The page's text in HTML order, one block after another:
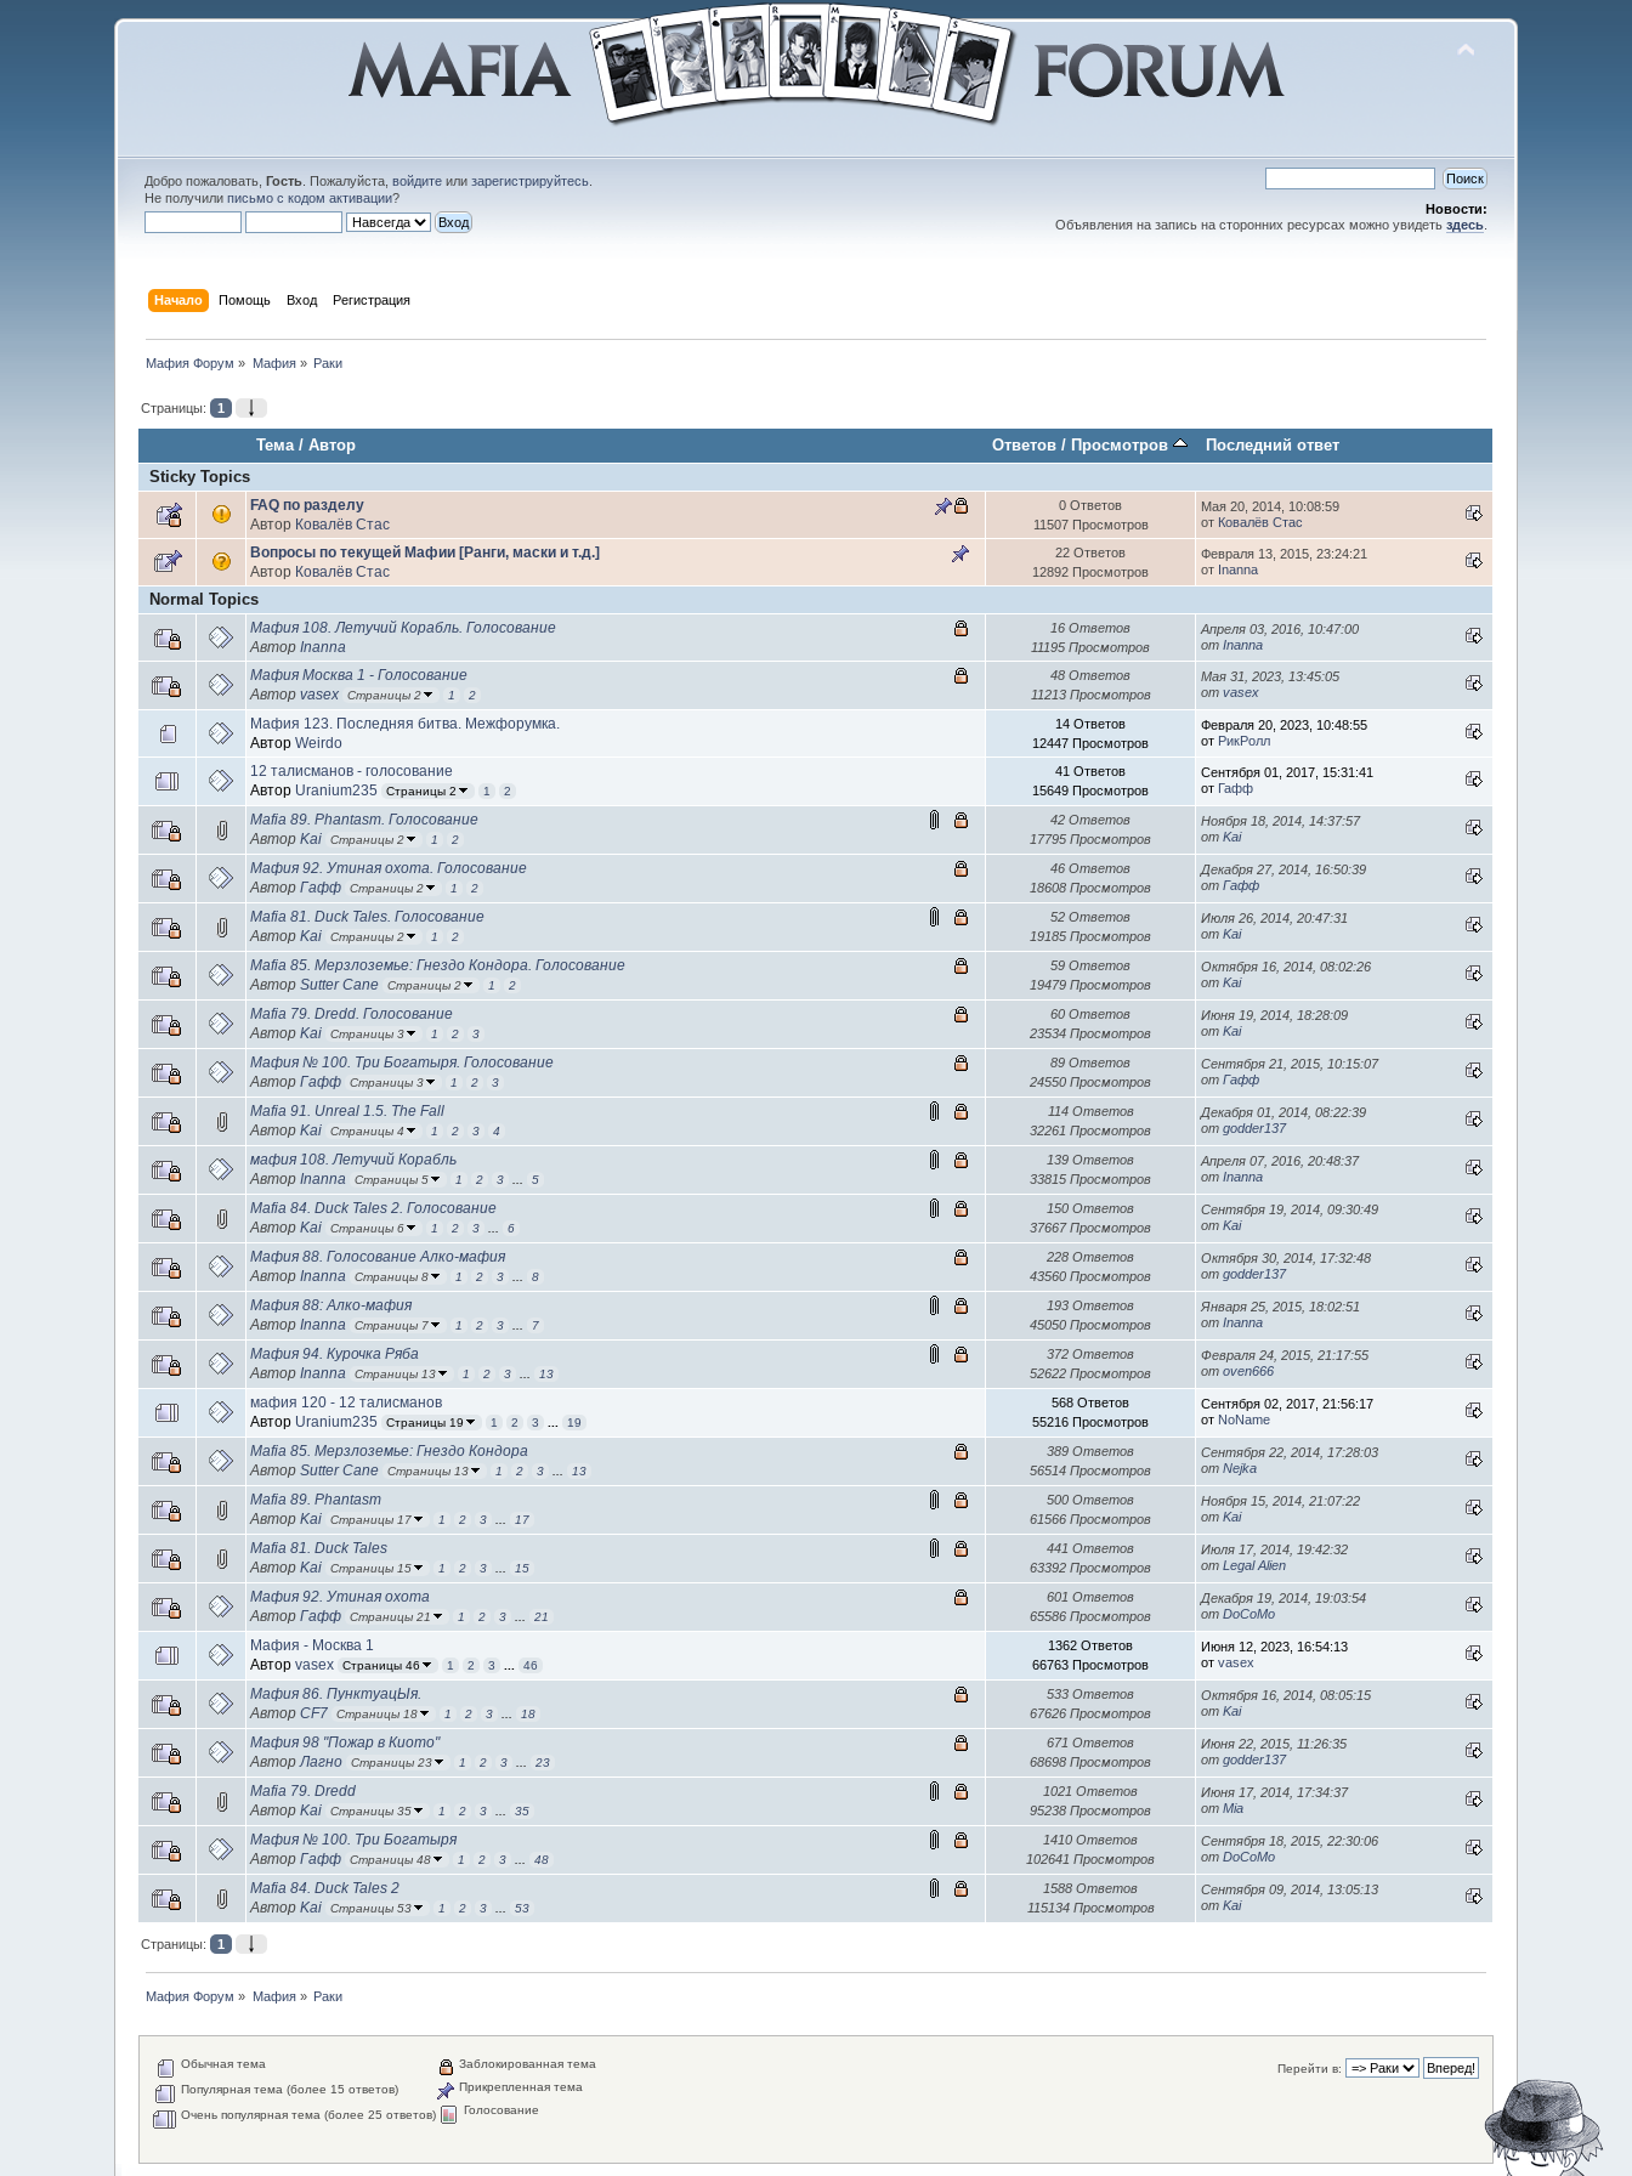
Добро пожаловать,Гость . Пожалуйста,войдите илизарегистрируйтесь
Не получилиписьмо с кодом активации?
Новости:
Объявления на запись на сторонних ресурсах можно увидеть здесь.
Начало Помощь Вход Регистрация
Мафия Форум » Мафия» Раки
Страницы: 1
Тема /Автор Ответов / Просмотров
Последний ответ
Sticky Topics
FAQ по разделу
Автор Ковалёв Стас
0 Ответов
11507 Просмотров
Мая 20, 2014, 10:08:59
от Ковалёв Стас
Вопросы по текущей Мафии [Ранги, маски и т.д.]
Автор Ковалёв Стас
22 Ответов
12892 Просмотров
Февраля 13, 2015, 23:24:21
от Inanna
Normal Topics
Мафия 108. Летучий Корабль. Голосование
АвторInanna
16 Ответов
11195 Просмотров
Апреля 03, 2016, 10:47:00
отInanna
Мафия Москва 1 - Голосование
Авторvasex Страницы 2 1 2
48 Ответов
11213 Просмотров
Мая 31, 2023, 13:45:05
отvasex
Мафия 123. Последняя битва. Межфорумка.
АвторWeirdo
14 Ответов
12447 Просмотров
Февраля 20, 2023, 10:48:55
от РикРолл
12 талисманов - голосование
Автор Uranium235 Страницы 2 1 2
41 Ответов
15649 Просмотров
Сентября 01, 2017, 15:31:41
от Гафф
Mafia 89. Phantasm. Голосование
АвторKai Страницы 2 1 2
42 Ответов
17795 Просмотров
Ноября 18, 2014, 14:37:57
отKai
Мафия 92. Утиная охота. Голосование
АвторГафф Страницы 2 1 2
46 Ответов
18608 Просмотров
Декабря 27, 2014, 16:50:39
отГафф
Mafia 81. Duck Tales. Голосование
АвторKai Страницы 2 1 2
52 Ответов
19185 Просмотров
Июля 26, 2014, 20:47:31
отKai
Mafia 85. Мерзлоземье: Гнездо Кондора. Голосование
АвторSutter Cane Страницы 2 1 2
59 Ответов
19479 Просмотров
Октября 16, 2014, 08:02:26
отKai
Mafia 79. Dredd. Голосование
АвторKai Страницы 3 1 2 3
60 Ответов
23534 Просмотров
Июня 19, 2014, 18:28:09
отKai
Мафия № 100. Три Богатыря. Голосование
АвторГафф Страницы 3 1 2 3
89 Ответов
24550 Просмотров
Сентября 21, 2015, 10:15:07
отГафф
Mafia 91. Unreal 1.5. The Fall
АвторKai Страницы 4 1 2 3 4
114 Ответов
32261 Просмотров
Декабря 01, 2014, 08:22:39
отgodder137
мафия 108. Летучий Корабль
АвторInanna Страницы 5 1 2 3 5
139 Ответов
33815 Просмотров
Апреля 07, 2016, 20:48:37
отInanna
Mafia 84. Duck Tales 2. Голосование
АвторKai Страницы 6 1 2 3 6
150 Ответов
37667 Просмотров
Сентября 19, 2014, 09:30:49
отKai
Мафия 88. Голосование Алко-мафия
АвторInanna Страницы 8 1 2 3 8
228 Ответов
43560 Просмотров
Октября 30, 2014, 17:32:48
отgodder137
Мафия 88: Алко-мафия
АвторInanna Страницы 7 1 2 3 7
193 Ответов
45050 Просмотров
Января 25, 2015, 18:02:51
отInanna
Мафия 94. Курочка Ряба
АвторInanna Страницы 13 1 2 3 13
372 Ответов
52622 Просмотров
Февраля 24, 2015, 21:17:55
отoven666
мафия 120 - 12 талисманов
Автор Uranium235 Страницы 19 1 2 3 19
568 Ответов
55216 Просмотров
Сентября 02, 2017, 21:56:17
от NoName
Mafia 85. Мерзлоземье: Гнездо Кондора
АвторSutter Cane Страницы 13 1 2 3 13
389 Ответов
56514 Просмотров
Сентября 22, 2014, 17:28:03
отNejka
Mafia 89. Phantasm
АвторKai Страницы 17 1 2 3 17
500 Ответов
61566 Просмотров
Ноября 15, 2014, 21:07:22
отKai
Mafia 81. Duck Tales
АвторKai Страницы 15 1 2 3 15
441 Ответов
63392 Просмотров
Июля 17, 2014, 19:42:32
отLegal Alien
Мафия 92. Утиная охота
АвторГафф Страницы 21 1 2 3 21
601 Ответов
65586 Просмотров
Декабря 19, 2014, 19:03:54
отDoCoMo
Мафия - Москва 1
Авторvasex Страницы 46 1 2 3 46
1362 Ответов
66763 Просмотров
Июня 12, 2023, 16:54:13
отvasex
Мафия 86. ПунктуацЫя.
АвторCF7 Страницы 18 1 2 3 18
533 Ответов
67626 Просмотров
Октября 16, 2014, 08:05:15
отKai
Мафия 98 "Пожар в Киото"
АвторЛагно Страницы 23 1 2 3 23
671 Ответов
68698 Просмотров
Июня 22, 2015, 11:26:35
отgodder137
Mafia 79. Dredd
АвторKai Страницы 35 1 2 3 35
1021 Ответов
95238 Просмотров
Июня 17, 2014, 17:34:37
отMia
Мафия № 100. Три Богатыря
АвторГафф Страницы 48 1 2 3 48
1410 Ответов
102641 Просмотров
Сентября 18, 2015, 22:30:06
отDoCoMo
Mafia 84. Duck Tales 2
АвторKai Страницы 53 1 2 3 53
1588 Ответов
115134 Просмотров
Сентября 09, 2014, 13:05:13
отKai
Страницы: 1
Мафия Форум » Мафия» Раки
Перейти в:
Обычная тема
Популярная тема (более 15 ответов)
Очень популярная тема (более 25 ответов)
Заблокированная тема
Прикрепленная тема
Голосование